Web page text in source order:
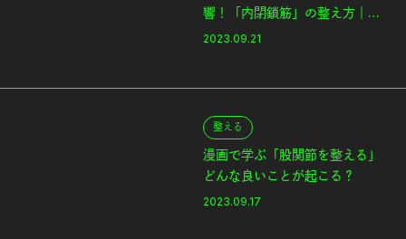
響！「内閉鎖筋」の整え方｜マ
イナー体幹筋
2023.09.21
整える
漫画で学ぶ「股関節を整える」
どんな良いことが起こる？
2023.09.17